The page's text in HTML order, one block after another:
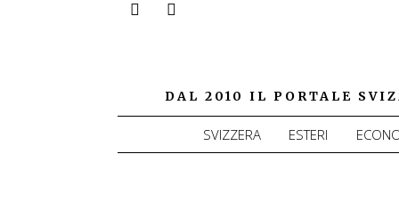
DAL 2010 IL PORTALE
SVIZZERA ESTERI